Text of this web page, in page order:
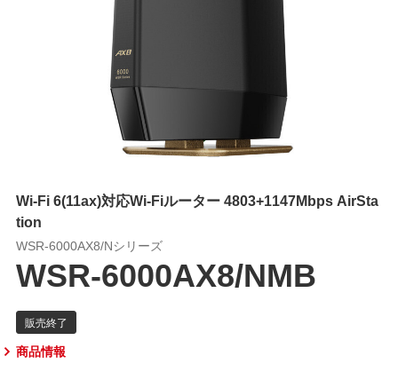
Wi-Fi 6(11ax)対応Wi-Fiルーター 4803+1147Mbps AirSta
tion
WSR-6000AX8/Nシリーズ
WSR-6000AX8/NMB
商品情報